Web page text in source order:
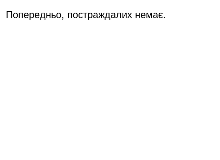
Попередньо, постраждалих немає.